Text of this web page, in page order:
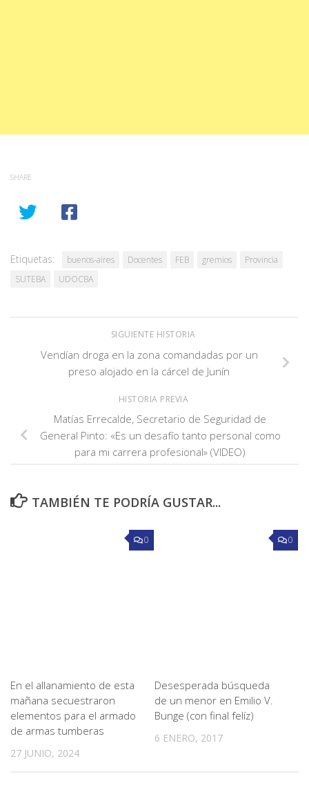
SHARE
Etiquetas: buenos-aires Docentes FEB gremios
Provincia
SUTEBA
UDOCBA
SIGUIENTE HISTORIA
Vendían droga en la zona comandadas por un
preso alojado en la cárcel de Junín
HISTORIA PREVIA
Matías Errecalde, Secretario de Seguridad de
General Pinto: «Es un desafío tanto personal como
para mi carrera profesional» (VIDEO)
TAMBIÉN TE PODRÍA GUSTAR...
0
En el allanamiento de esta
mañana secuestraron
elementos para el armado
de armas tumberas
27 JUNIO, 2024
0
Desesperada búsqueda
de un menor en Emilio V.
Bunge (con final felíz)
6 ENERO, 2017